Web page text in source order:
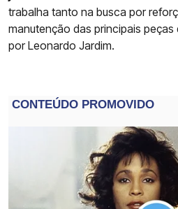
trabalha tanto na busca por
manutenção das principais
por Leonardo Jardim.